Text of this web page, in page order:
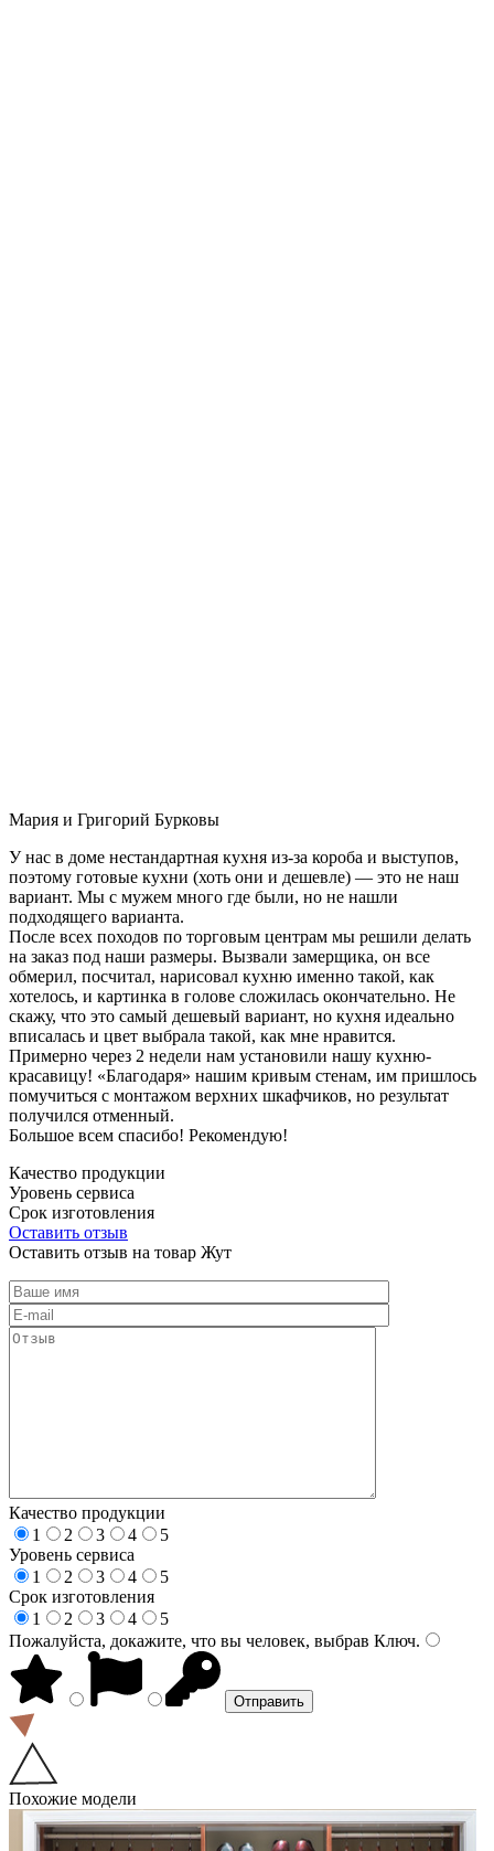
Мария и Григорий Бурковы
У нас в доме нестандартная кухня из-за короба и выступов,
поэтому готовые кухни (хоть они и дешевле) — это не наш
вариант. Мы с мужем много где были, но не нашли
подходящего варианта.
После всех походов по торговым центрам мы решили делать
на заказ под наши размеры. Вызвали замерщика, он все
обмерил, посчитал, нарисовал кухню именно такой, как
хотелось, и картинка в голове сложилась окончательно. Не
скажу, что это самый дешевый вариант, но кухня идеально
вписалась и цвет выбрала такой, как мне нравится.
Примерно через 2 недели нам установили нашу кухню-
красавицу! «Благодаря» нашим кривым стенам, им пришлось
помучиться с монтажом верхних шкафчиков, но результат
получился отменный.
Большое всем спасибо! Рекомендую!
Качество продукции
Уровень сервиса
Срок изготовления
Оставить отзыв
Оставить отзыв на товар Жут
Качество продукции
1
2 3 4
5
Уровень сервиса
1
2 3 4
5
Срок изготовления
1
2 3 4
5
Пожалуйста, докажите, что вы человек, выбрав Ключ.
Похожие модели